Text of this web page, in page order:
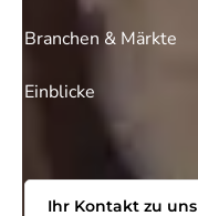
Branchen & Märkte
Einblicke
Ihr Kontakt zu uns